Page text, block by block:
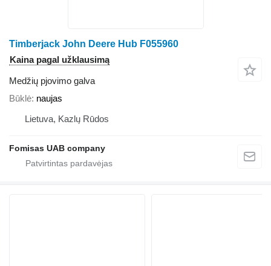
Timberjack John Deere Hub F055960
Kaina pagal užklausimą
Medžių pjovimo galva
Būklė naujas
Lietuva, Kazlų Rūdos
Fomisas UAB company